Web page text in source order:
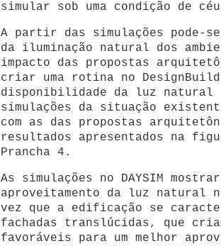
simular sob uma condição de
A partir das simulações pode-
da iluminação natural dos
impacto das propostas
criar uma rotina no
disponibilidade da luz natural
simulações da situação
com as das propostas
resultados apresentados na
Prancha 4.
As simulações no DAYSIM
aproveitamento da luz natural
vez que a edificação se
fachadas translúcidas, que
favoráveis para um melhor